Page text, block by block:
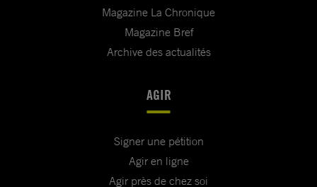
Magazine La Chronique
Magazine Bref
Archive des actualités
AGIR
Signer une pétition
Agir en ligne
Agir près de chez soi